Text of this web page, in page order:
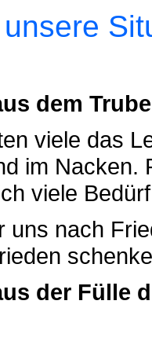
dem
viele das
im Nacken.
viele
uns nach
der Fülle